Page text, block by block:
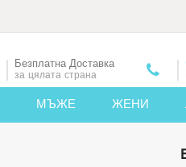
Безплатна Доставка
за цялата страна
МЪЖЕ ЖЕНИ